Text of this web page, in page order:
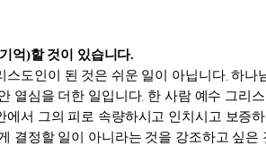
억)할 것이 있습니다.
스도인이 된 것은 쉬운 일이 아닙니다.하나
열심을 더한 일입니다. 한 사람 예수 그리
에서 그의 피로 속량하시고 인치시고 보증
결정할 일이 아니라는 것을 강조하고 싶은